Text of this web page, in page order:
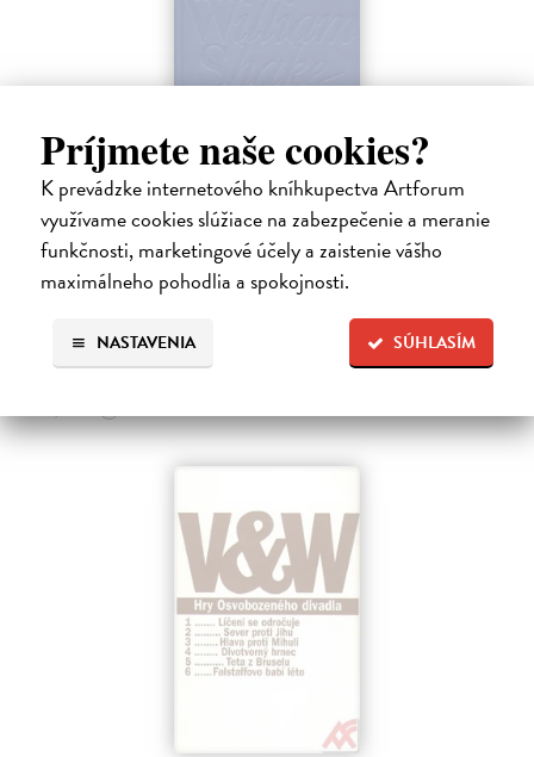
Príjmete naše cookies?
K prevádzke internetového kníhkupectva Artforum
využívame cookies slúžiace na zabezpečenie a meranie
funkčnosti, marketingové účely a zaistenie vášho
maximálneho pohodlia a spokojnosti.
SÚHLASÍM
NASTAVENIA
Sen noci svatojánské / A Midsummer
Night`s Dream
Shakespeare William| Kniha
Dvojjazyčné vydanie súborného Shakespearovho dramatického diela
v preklade Martina Hilského.
15,04 €